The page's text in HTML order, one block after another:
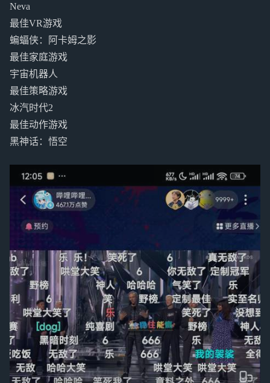
Neva
最佳VR游戏
蝙蝠侠：阿卡姆之影
最佳家庭游戏
宇宙机器人
最佳策略游戏
冰汽时代2
最佳动作游戏
黑神话：悟空